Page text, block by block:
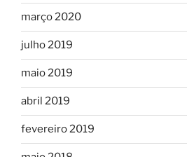
março 2020
julho 2019
maio 2019
abril 2019
fevereiro 2019